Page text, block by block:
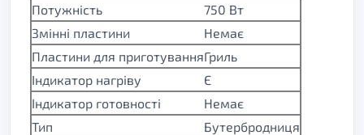
Потужність
750 Вт
Змінні пластини
Немає
Пластини для приготуванняГриль
Індикатор нагріву
Є
Індикатор готовності
Немає
Тип
Бутербродниця